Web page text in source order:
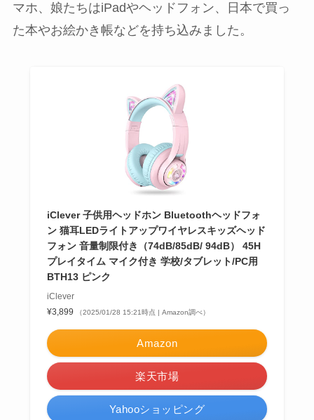
マホ、娘たちはiPadやヘッドフォン、日本で買っ
た本やお絵かき帳などを持ち込みました。
iClever 子供用ヘッドホン Bluetoothヘッドフォ
ン 猫耳LEDライトアップワイヤレスキッズヘッド
フォン 音量制限付き（74dB/85dB/ 94dB） 45H
プレイタイム マイク付き 学校/タブレット/PC用
BTH13 ピンク
iClever
¥3,899
（2025/01/28 15:21時点 | Amazon調べ）
Amazon
楽天市場
Yahooショッピング